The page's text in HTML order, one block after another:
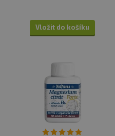
Vložit do košíku